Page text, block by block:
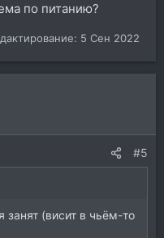
по питанию?
5 Сен 2022
#5
(висит в чьём-то